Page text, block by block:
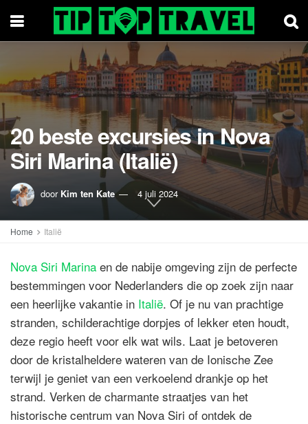
20 beste excursies in Nova
Siri Marina (Italië)
door Kim ten Kate 4 juli 2024
Home Italië
Nova Siri Marina en de nabije omgeving zijn de perfecte
bestemmingen voor Nederlanders die op zoek zijn naar
een heerlijke vakantie in Italië. Of je nu van prachtige
stranden, schilderachtige dorpjes of lekker eten houdt,
deze regio heeft voor elk wat wils. Laat je betoveren
door de kristalheldere wateren van de Ionische Zee
terwijl je geniet van een verkoelend drankje op het
strand. Verken de charmante straatjes van het
historische centrum van Nova Siri of ontdek de